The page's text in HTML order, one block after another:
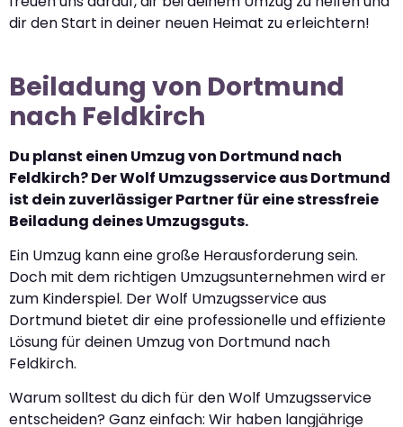
dir den Start in deiner neuen Heimat zu erleichtern!
Beiladung von Dortmund
nach Feldkirch
Du planst einen Umzug von Dortmund nach
Feldkirch? Der Wolf Umzugsservice aus Dortmund
ist dein zuverlässiger Partner für eine stressfreie
Beiladung deines Umzugsguts.
Ein Umzug kann eine große Herausforderung sein.
Doch mit dem richtigen Umzugsunternehmen wird er
zum Kinderspiel. Der Wolf Umzugsservice aus
Dortmund bietet dir eine professionelle und effiziente
Lösung für deinen Umzug von Dortmund nach
Feldkirch.
Warum solltest du dich für den Wolf Umzugsservice
entscheiden? Ganz einfach: Wir haben langjährige